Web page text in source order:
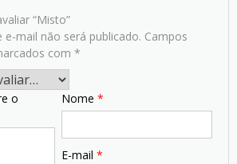
“Misto”
e-mail não será publicado. Campos
com *
o
Nome *
E-mail *